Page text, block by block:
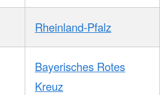
Rheinland-Pfalz
Bayerisches Rotes
Kreuz